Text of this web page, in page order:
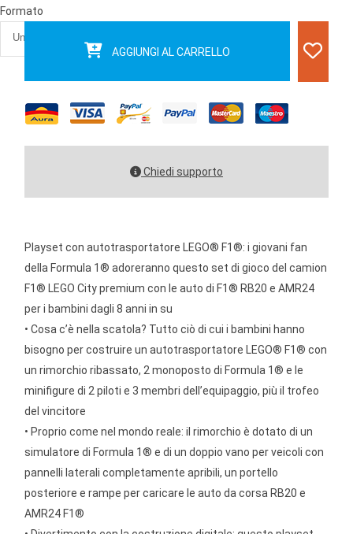
Formato
AGGIUNGI AL CARRELLO
Chiedi supporto
Playset con autotrasportatore LEGO® F1®: i giovani fan
della Formula 1® adoreranno questo set di gioco del camion
F1® LEGO City premium con le auto di F1® RB20 e AMR24
per i bambini dagli 8 anni in su
• Cosa c’è nella scatola? Tutto ciò di cui i bambini hanno
bisogno per costruire un autotrasportatore LEGO® F1® con
un rimorchio ribassato, 2 monoposto di Formula 1® e le
minifigure di 2 piloti e 3 membri dell’equipaggio, più il trofeo
del vincitore
• Proprio come nel mondo reale: il rimorchio è dotato di un
simulatore di Formula 1® e di un doppio vano per veicoli con
pannelli laterali completamente apribili, un portello
posteriore e rampe per caricare le auto da corsa RB20 e
AMR24 F1®